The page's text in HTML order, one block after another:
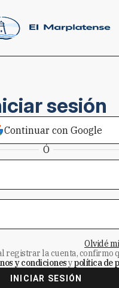
sesión
Continuar con Google
Ó
Olvidé
registrar la cuenta, confirmo
y condicionesypolítica de
INICIAR SESIÓN